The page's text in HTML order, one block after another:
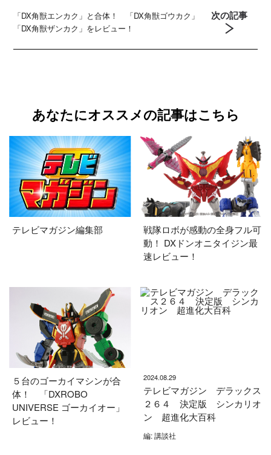
「DX角獣エンカク」と合体！ 「DX角獣ゴウカク」
「DX角獣ザンカク」をレビュー！
次の記事
あなたにオススメの記事はこちら
テレビマガジン編集部
戦隊ロボが感動の全身フル可
動！ DXドンオニタイジン最
速レビュー！
５台のゴーカイマシンが合
体！ 「DXROBO
UNIVERSE ゴーカイオー」
レビュー！
2024.08.29
テレビマガジン デラックス
２６４ 決定版 シンカリオ
ン 超進化大百科
編: 講談社